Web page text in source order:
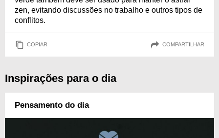
zen, evitando discussões no trabalho e outros tipos de
conflitos.
COPIAR COMPARTILHAR
Inspirações para o dia
Pensamento do dia